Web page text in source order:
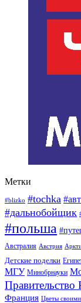
Метки
#blizko #tochka
#дальнобойщик
#польша
Австралия Австрия
Детские поделки
МГУ Минобрнауки
Франция Цветы